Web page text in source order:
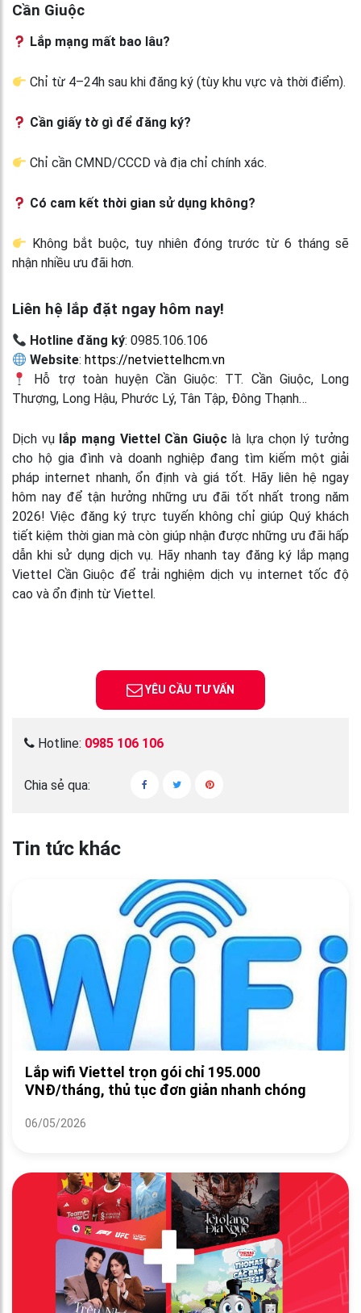
Cần Giuộc
Lắp mạng mất bao lâu?
Chỉ từ 4–24h sau khi đăng ký (tùy khu vực và thời điểm).
Cần giấy tờ gì để đăng ký?
Chỉ cần CMND/CCCD và địa chỉ chính xác.
Có cam kết thời gian sử dụng không?
Không bắt buộc, tuy nhiên đóng trước từ 6 tháng sẽ
nhận nhiều ưu đãi hơn.
Liên hệ lắp đặt ngay hôm nay!
Hotline đăng ký: 0985.106.106
Website:https://netviettelhcm.vn
Hỗ trợ toàn huyện Cần Giuộc: TT. Cần Giuộc, Long
Thượng, Long Hậu, Phước Lý, Tân Tập, Đông Thạnh…
Dịch vụ lắp mạng Viettel Cần Giuộclà lựa chọn lý tưởng
cho hộ gia đình và doanh nghiệp đang tìm kiếm một giải
pháp internet nhanh, ổn định và giá tốt. Hãy liên hệ ngay
hôm nay để tận hưởng những ưu đãi tốt nhất trong năm
2026! Việc đăng ký trực tuyến không chỉ giúp Quý khách
tiết kiệm thời gian mà còn giúp nhận được những ưu đãi hấp
dẫn khi sử dụng dịch vụ. Hãy nhanh tay đăng ký lắp mạng
Viettel Cần Giuộc để trải nghiệm dịch vụ internet tốc độ
cao và ổn định từ Viettel.
YÊU CẦU TƯ VẤN
Hotline: 0985 106 106
Chia sẻ qua:
Tin tức khác
Lắp wifi Viettel trọn gói chỉ 195.000
VNĐ/tháng, thủ tục đơn giản nhanh chóng
06/05/2026